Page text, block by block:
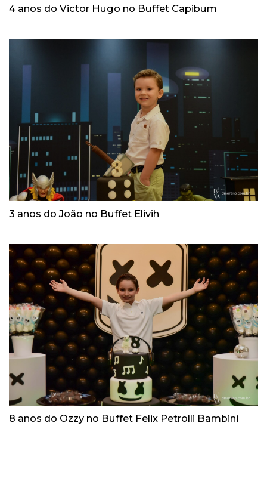
4 anos do Victor Hugo no Buffet Capibum
3 anos do João no Buffet Elivih
8 anos do Ozzy no Buffet Felix Petrolli Bambini